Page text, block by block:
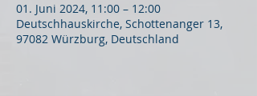
01. Juni 2024, 11:00 – 12:00
Deutschhauskirche, Schottenanger 13,
97082 Würzburg, Deutschland